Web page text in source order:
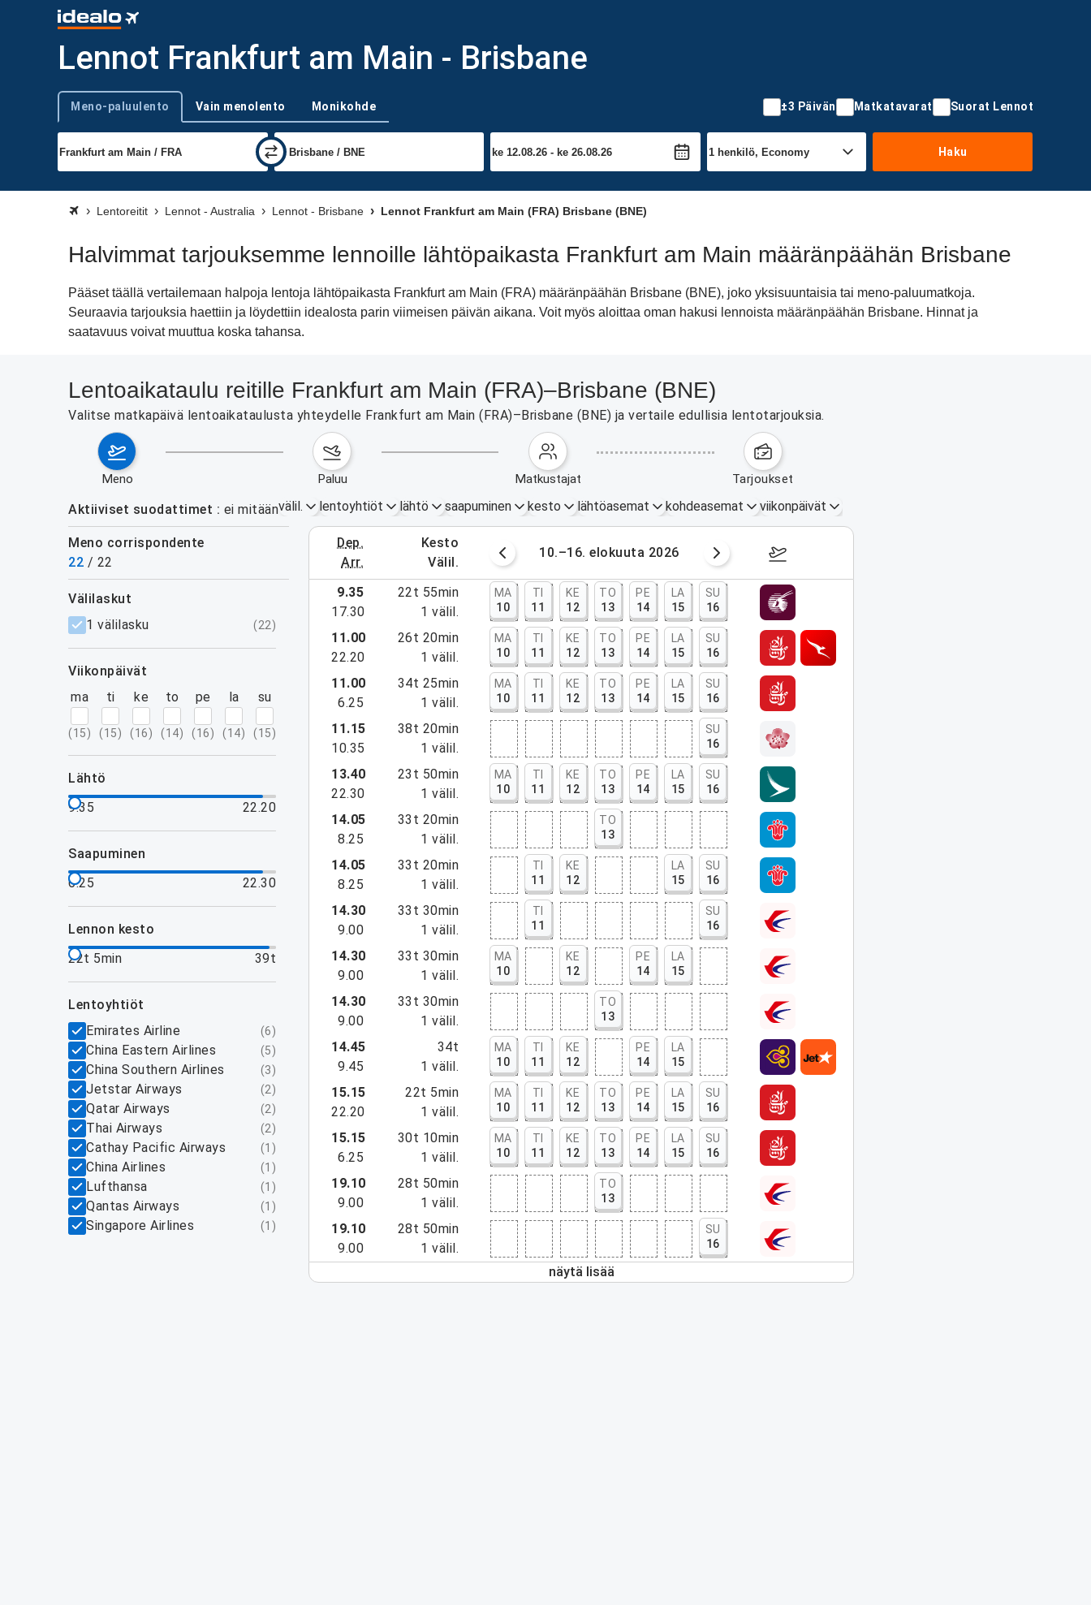
Lennot Frankfurt am Main - Brisbane
Trip type
Meno-paluulento Vain menolento Monikohde ±3 Päivän Matkatavarat Suorat Lennot
Haku
Lentoreitit Lennot - Australia Lennot - Brisbane Lennot Frankfurt am Main (FRA) Brisbane (BNE)
Halvimmat tarjouksemme lennoille lähtöpaikasta Frankfurt am Main määränpäähän Brisbane
Pääset täällä vertailemaan halpoja lentoja lähtöpaikasta Frankfurt am Main (FRA) määränpäähän Brisbane (BNE), joko yksisuuntaisia tai meno-paluumatkoja.
Seuraavia tarjouksia haettiin ja löydettiin idealosta parin viimeisen päivän aikana. Voit myös aloittaa oman hakusi lennoista määränpäähän Brisbane. Hinnat ja
saatavuus voivat muuttua koska tahansa.
Lentoaikataulu reitille Frankfurt am Main (FRA)–Brisbane (BNE)
Valitse matkapäivä lentoaikataulusta yhteydelle Frankfurt am Main (FRA)–Brisbane (BNE) ja vertaile edullisia lentotarjouksia.
meno paluu matkustajat tarjoukset
Aktiiviset suodattimet ei mitäänvälil. lentoyhtiöt lähtö saapuminen kesto lähtöasemat kohdeasemat viikonpäivät
Meno corrispondente
22 / 22
dep.
arr.
kesto
välil.
3.–9. elokuuta 2026 10.–16. elokuuta 2026 17.–23. elokuuta 2026
suodattimet
välilaskut
1 välilasku
(22)
viikonpäivät
ma
(15)
ti
(15)
ke
(16)
to
(14)
pe
(16)
la
(14)
su
(15)
lähtö
9.35
22.20
saapuminen
6.25
22.30
lennon kesto
22t 5min
39t
lentoyhtiöt
Emirates Airline
(6)
China Eastern Airlines (5)
China Southern Airlines (3)
Jetstar Airways (2)
Qatar Airways (2)
Thai Airways (2)
Cathay Pacific Airways (1 )
China Airlines (1 )
Lufthansa (1 )
Qantas Airways (1 )
Singapore Airlines (1 )
näytä lisää
9.35
17.30
22t 55min
1 välil.
MA
10
TI
11
KE
12
TO
13
PE
14
LA
15
SU
16
11.00
22.20
26t 20min
1 välil.
MA
10
TI
11
KE
12
TO
13
PE
14
LA
15
SU
16
11.00
6.25
34t 25min
1 välil.
MA
10
TI
11
KE
12
TO
13
PE
14
LA
15
SU
16
11.15
10.35
38t 20min
1 välil.
SU
16
13.40
22.30
23t 50min
1 välil.
MA
10
TI
11
KE
12
TO
13
PE
14
LA
15
SU
16
14.05
8.25
33t 20min
1 välil.
TO
13
14.05
8.25
33t 20min
1 välil.
TI
11
KE
12
LA
15
SU
16
14.30
9.00
33t 30min
1 välil.
TI
11
SU
16
14.30
9.00
33t 30min
1 välil.
MA
10
KE
12
PE
14
LA
15
14.30
9.00
33t 30min
1 välil.
TO
13
14.45
9.45
34t
1 välil.
MA
10
TI
11
KE
12
PE
14
LA
15
15.15
22.20
22t 5min
1 välil.
MA
10
TI
11
KE
12
TO
13
PE
14
LA
15
SU
16
15.15
6.25
30t 10min
1 välil.
MA
10
TI
11
KE
12
TO
13
PE
14
LA
15
SU
16
19.10
9.00
28t 50min
1 välil.
TO
13
19.10
9.00
28t 50min
1 välil.
SU
16
näytä lisää